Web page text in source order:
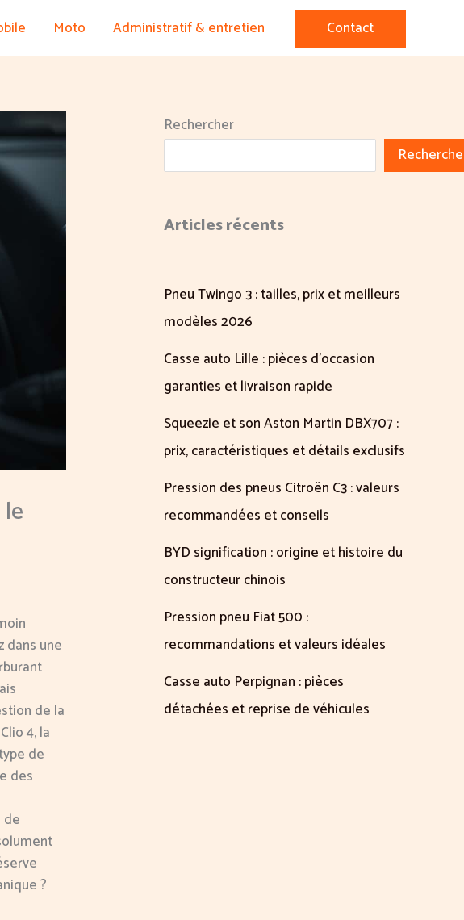
Moto Administratif & entretien Contact
dans une
de la
4, la
de
des
de
?
Rechercher
Articles récents
Pneu Twingo 3 : tailles, prix et meilleurs
modèles 2026
Casse auto Lille : pièces d’occasion
garanties et livraison rapide
Squeezie et son Aston Martin DBX707 :
prix, caractéristiques et détails exclusifs
Pression des pneus Citroën C3 : valeurs
recommandées et conseils
BYD signification : origine et histoire du
constructeur chinois
Pression pneu Fiat 500 :
recommandations et valeurs idéales
Casse auto Perpignan : pièces
détachées et reprise de véhicules